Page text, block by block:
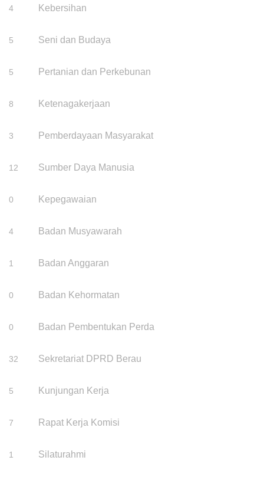
4 Kebersihan
5 Seni dan Budaya
5 Pertanian dan Perkebunan
8 Ketenagakerjaan
3 Pemberdayaan Masyarakat
12 Sumber Daya Manusia
0 Kepegawaian
4 Badan Musyawarah
1 Badan Anggaran
0 Badan Kehormatan
0 Badan Pembentukan Perda
32 Sekretariat DPRD Berau
5 Kunjungan Kerja
7 Rapat Kerja Komisi
1 Silaturahmi